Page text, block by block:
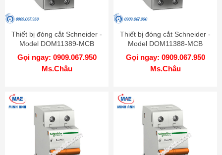
Thiết bị đóng cắt Schneider -
Model DOM11389-MCB
Gọi ngay: 0909.067.950
Ms.Châu
Thiết bị đóng cắt Schneider -
Model DOM11388-MCB
Gọi ngay: 0909.067.950
Ms.Châu